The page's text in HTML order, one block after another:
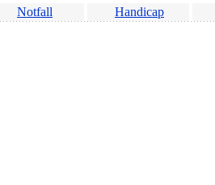
Notfall Handicap